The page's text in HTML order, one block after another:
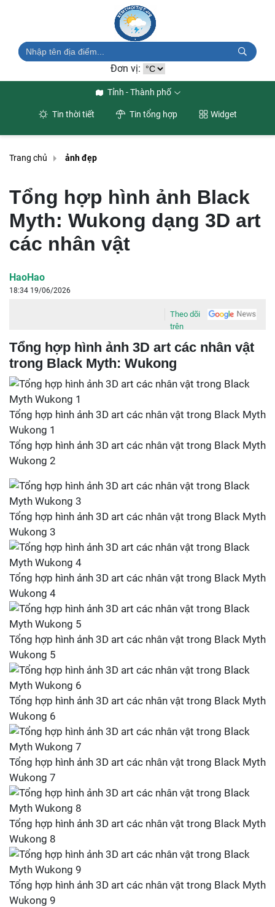
Đơn vị:
Tỉnh - Thành phố
Tin thời tiết Tin tổng hợp Widget
Trang chủ ảnh đẹp
Tổng hợp hình ảnh Black
Myth: Wukong dạng 3D art
các nhân vật
HaoHao
18:34 19/06/2026
Theo dõi
trên
Tổng hợp hình ảnh 3D art các nhân vật
trong Black Myth: Wukong
Tổng hợp hình ảnh 3D art các nhân vật trong Black Myth
Wukong 1
Tổng hợp hình ảnh 3D art các nhân vật trong Black Myth
Wukong 2
Tổng hợp hình ảnh 3D art các nhân vật trong Black Myth
Wukong 3
Tổng hợp hình ảnh 3D art các nhân vật trong Black Myth
Wukong 4
Tổng hợp hình ảnh 3D art các nhân vật trong Black Myth
Wukong 5
Tổng hợp hình ảnh 3D art các nhân vật trong Black Myth
Wukong 6
Tổng hợp hình ảnh 3D art các nhân vật trong Black Myth
Wukong 7
Tổng hợp hình ảnh 3D art các nhân vật trong Black Myth
Wukong 8
Tổng hợp hình ảnh 3D art các nhân vật trong Black Myth
Wukong 9